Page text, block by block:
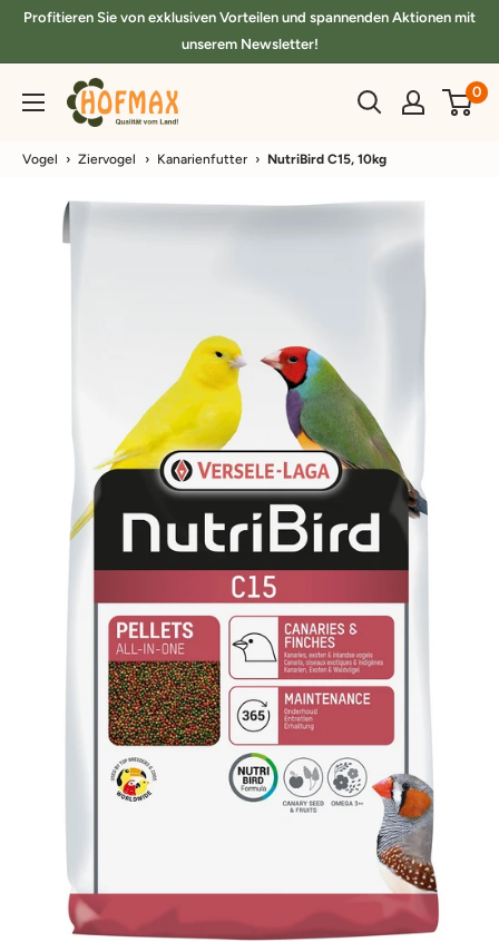
DirektProfitieren Sie von exklusiven Vorteilen und spannenden Aktionen mit
unserem Newsletter!
hofmax.de 0
Vogel › Ziervogel › Kanarienfutter › NutriBird C15, 10kg